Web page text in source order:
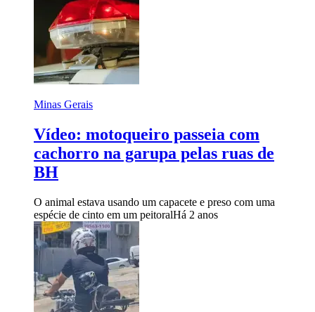
Minas Gerais
Vídeo: motoqueiro passeia com
cachorro na garupa pelas ruas de
BH
O animal estava usando um capacete e preso com uma
espécie de cinto em um peitoralHá 2 anos